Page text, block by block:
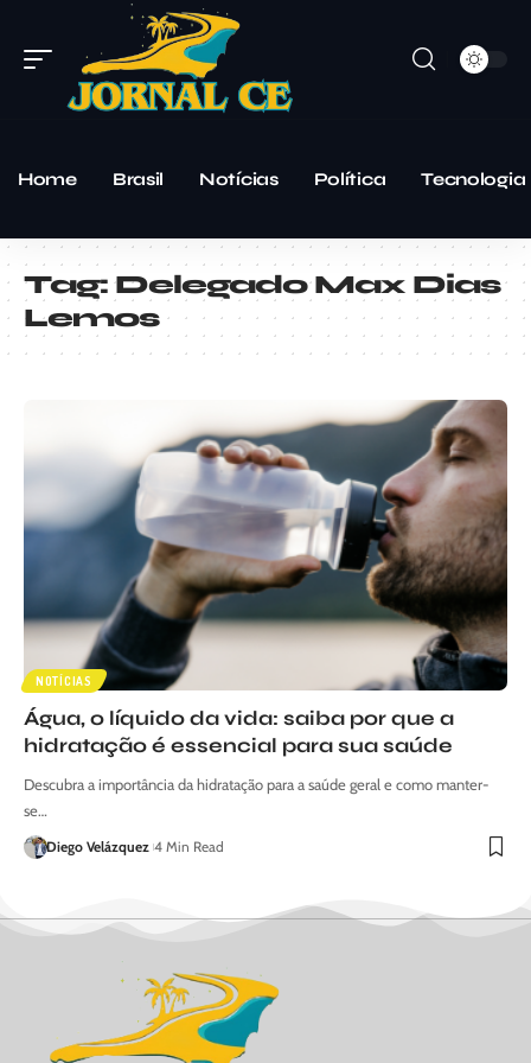
Home Brasil Notícias Política Tecnologia
Tag:Delegado Max Dias
Lemos
NOTÍCIAS
Água, o líquido da vida: saiba por que a
hidratação é essencial para sua saúde
Descubra a importância da hidratação para a saúde geral e como manter-
se…
Diego Velázquez 4 Min Read